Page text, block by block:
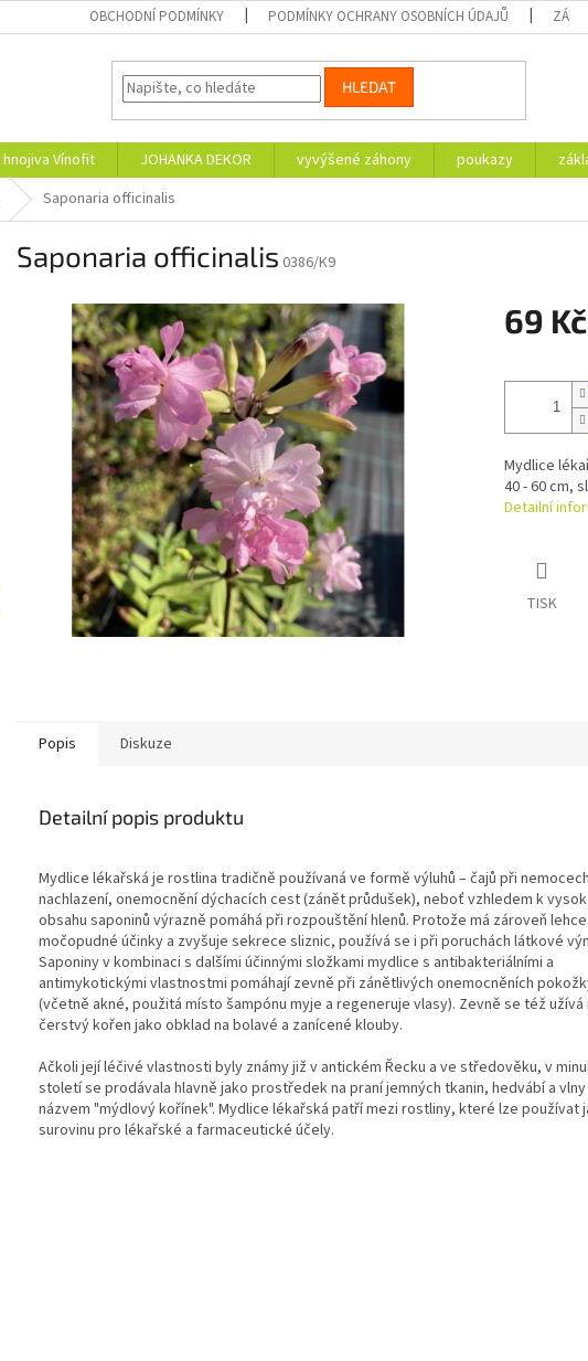
OBCHODNÍ PODMÍNKY PODMÍNKY OCHRANY OSOBNÍCH ÚDAJŮ
HLEDAT
hnojiva Vínofit JOHANKA DEKOR vyvýšené záhony poukazy
Saponaria officinalis
Saponaria officinalis 0386/K9
69 Kč
cena:
Mydlice
40 - 60 cm,
Detailní
TISK
Popis Diskuze
Detailní popis produktu
Mydlice lékařská je rostlina tradičně používaná ve formě výluhů – čajů při
nachlazení, onemocnění dýchacích cest (zánět průdušek), neboť vzhledem k
obsahu saponinů výrazně pomáhá při rozpouštění hlenů. Protože má zároveň lehce
močopudné účinky a zvyšuje sekrece sliznic, používá se i při poruchách látkové
Saponiny v kombinaci s dalšími účinnými složkami mydlice s antibakteriálními a
antimykotickými vlastnostmi pomáhají zevně při zánětlivých onemocněních
(včetně akné, použitá místo šampónu myje a regeneruje vlasy). Zevně se též
čerstvý kořen jako obklad na bolavé a zanícené klouby.
Ačkoli její léčivé vlastnosti byly známy již v antickém Řecku a ve středověku, v
století se prodávala hlavně jako prostředek na praní jemných tkanin, hedvábí a
názvem "mýdlový kořínek". Mydlice lékařská patří mezi rostliny, které lze používat
surovinu pro lékařské a farmaceutické účely.